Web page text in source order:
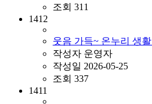
조회 311
1412
웃음 가득~ 온누리 생활
작성자 운영자
작성일 2026-05-25
조회 337
1411